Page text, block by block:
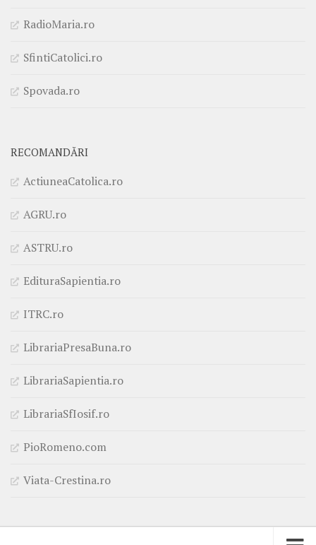
RadioMaria.ro
SfintiCatolici.ro
Spovada.ro
RECOMANDĂRI
ActiuneaCatolica.ro
AGRU.ro
ASTRU.ro
EdituraSapientia.ro
ITRC.ro
LibrariaPresaBuna.ro
LibrariaSapientia.ro
LibrariaSfIosif.ro
PioRomeno.com
Viata-Crestina.ro